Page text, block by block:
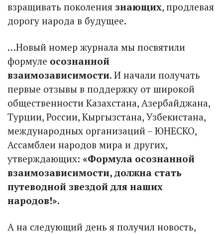
взращивать поколения знающих, продлевая
дорогу народа в будущее.
…Новый номер журнала мы посвятили
формуле осознанной
взаимозависимости. И начали получать
первые отзывы в поддержку от широкой
общественности Казахстана, Азербайджана,
Турции, России, Кыргызстана, Узбекистана,
международных организаций – ЮНЕСКО,
Ассамблеи народов мира и других,
утверждающих: «Формула осознанной
взаимозависимости, должна стать
путеводной звездой для наших
народов!».
А на следующий день я получил новость,